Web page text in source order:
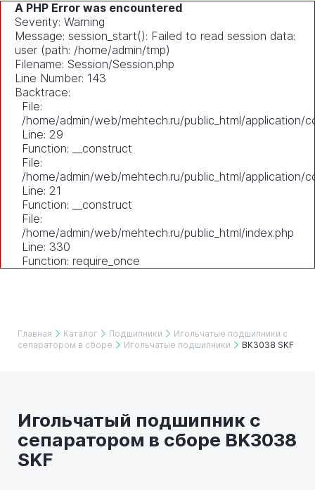
A PHP Error was encountered
Severity: Warning
Message: session_start(): Failed to read session data:
user (path: /home/admin/tmp)
Filename: Session/Session.php
Line Number: 143
Backtrace:
File:
/home/admin/web/mehtech.ru/public_html/application/
Line: 29
Function: __construct
File:
/home/admin/web/mehtech.ru/public_html/application/
Line: 21
Function: __construct
File:
/home/admin/web/mehtech.ru/public_html/index.php
Line: 330
Function: require_once
Главная Каталог Подшипники
Игольчатые подшипники с
сепаратором в сборе
Игольчатые подшипники BK3038 SKF
Игольчатый подшипник с
сепаратором в сборе BK3038
SKF